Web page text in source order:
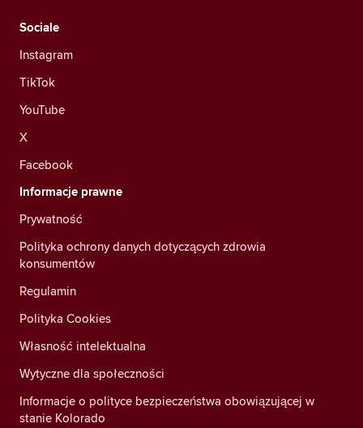
Sociale
Instagram
TikTok
YouTube
X
Facebook
Informacje prawne
Prywatność
Polityka ochrony danych dotyczących zdrowia
konsumentów
Regulamin
Polityka Cookies
Własność intelektualna
Wytyczne dla społeczności
Informacje o polityce bezpieczeństwa obowiązującej w
stanie Kolorado